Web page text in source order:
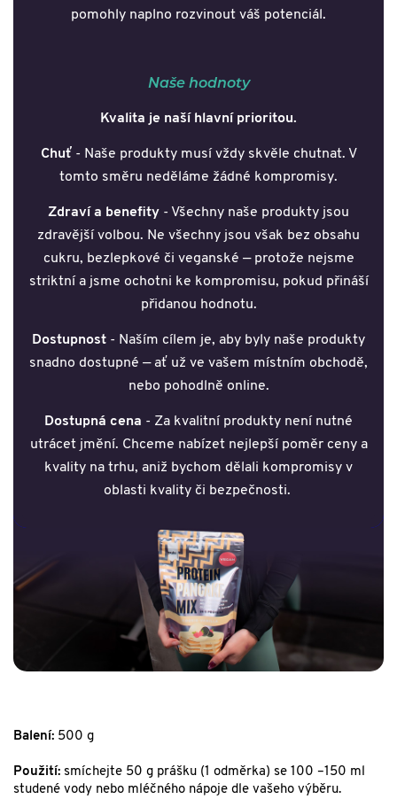
pomohly naplno rozvinout váš potenciál.
Naše hodnoty
Kvalita je naší hlavní prioritou.
Chuť - Naše produkty musí vždy skvěle chutnat. V
tomto směru neděláme žádné kompromisy.
Zdraví a benefity - Všechny naše produkty jsou
zdravější volbou. Ne všechny jsou však bez obsahu
cukru, bezlepkové či veganské — protože nejsme
striktní a jsme ochotni ke kompromisu, pokud přináší
přidanou hodnotu.
Dostupnost - Naším cílem je, aby byly naše produkty
snadno dostupné — ať už ve vašem místním obchodě,
nebo pohodlně online.
Dostupná cena - Za kvalitní produkty není nutné
utrácet jmění. Chceme nabízet nejlepší poměr ceny a
kvality na trhu, aniž bychom dělali kompromisy v
oblasti kvality či bezpečnosti.
Balení: 500 g
Použití: smíchejte 50 g prášku (1 odměrka) se 100 –150 ml
studené vody nebo mléčného nápoje dle vašeho výběru.